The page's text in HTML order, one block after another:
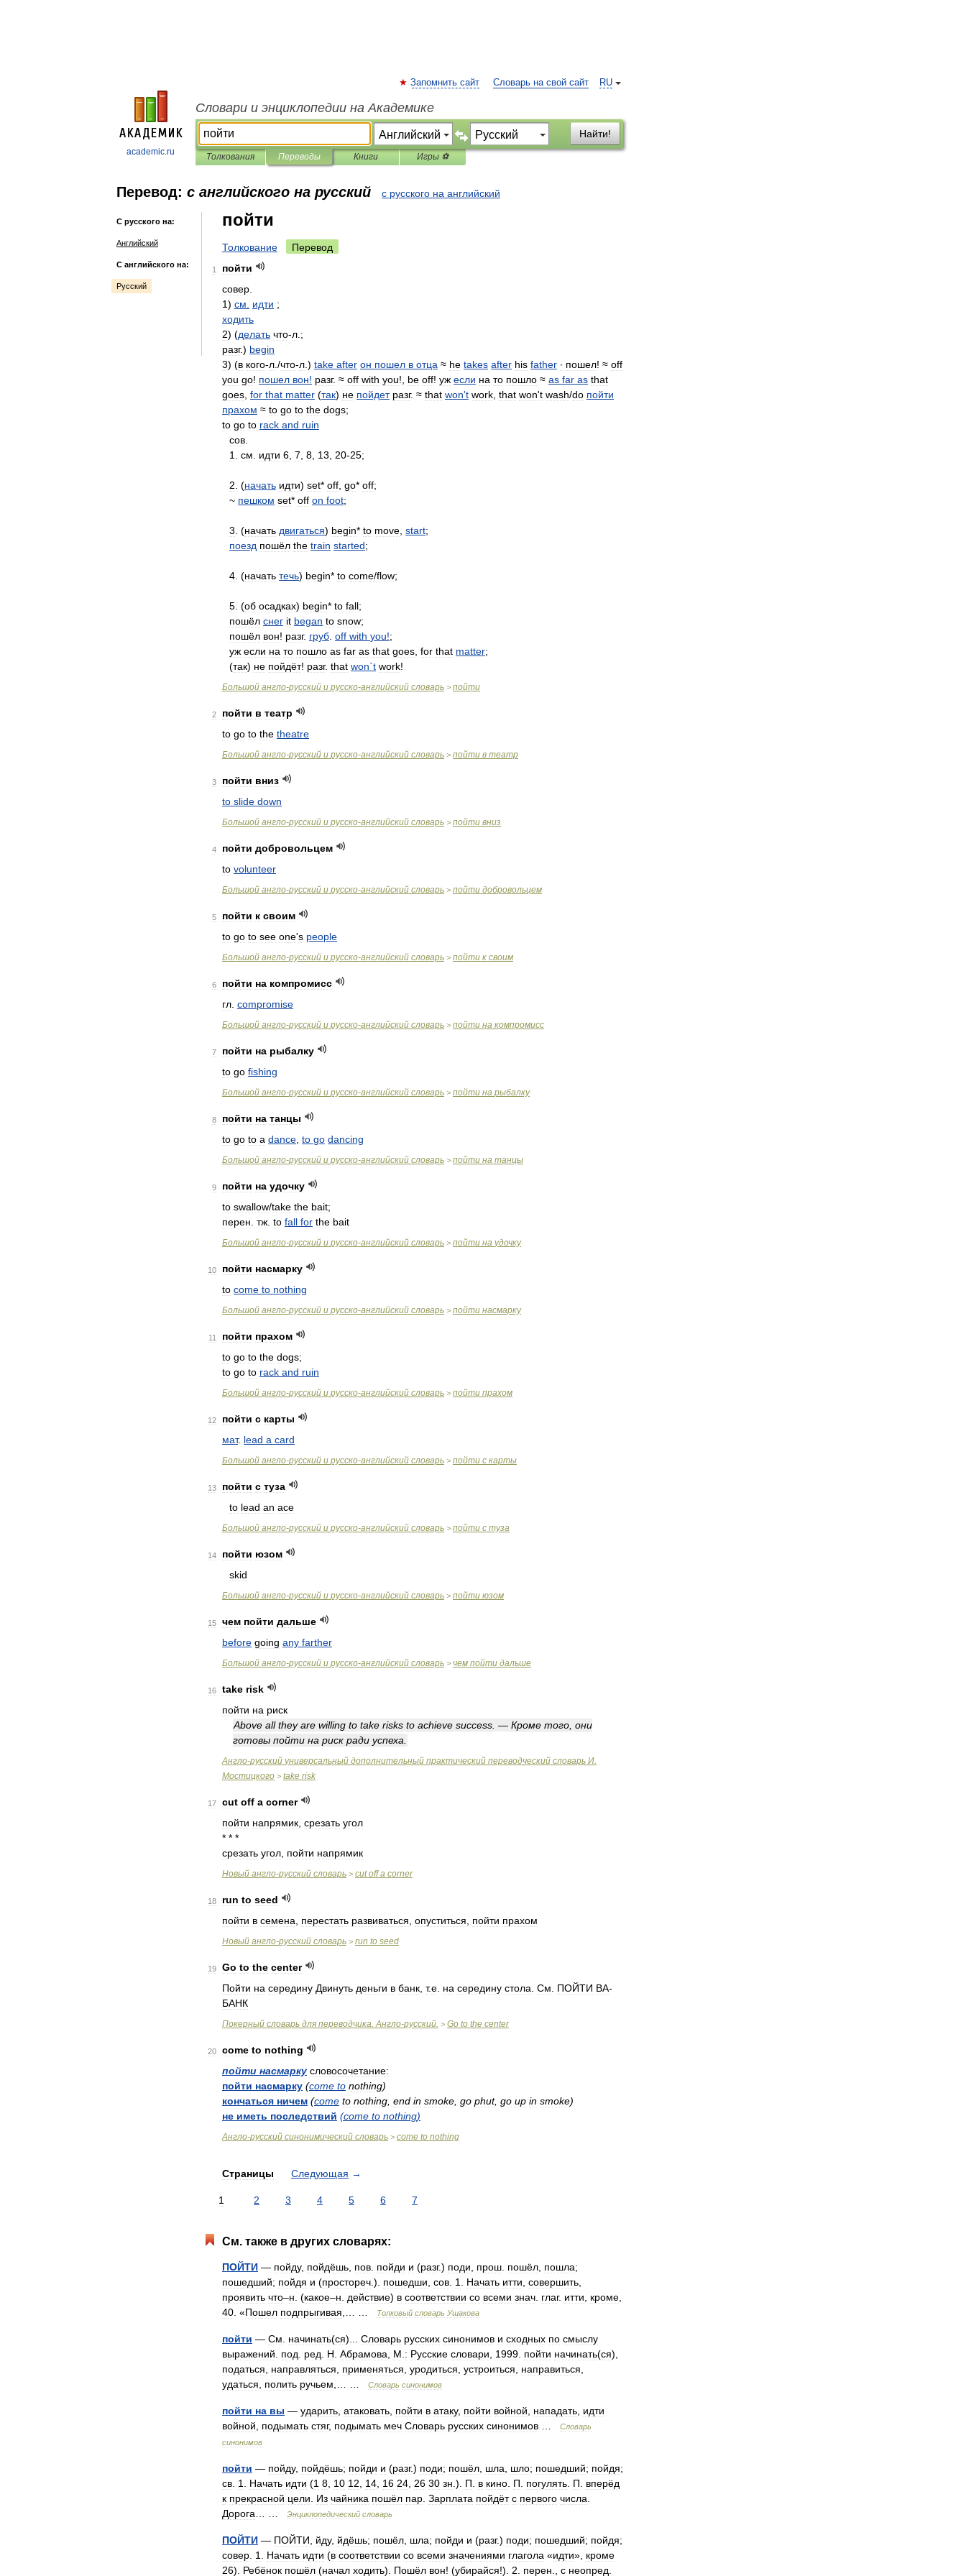
academic.ru
RU
Запомнить сайт Словарь на свой сайт
Словари и энциклопедии на Академике
Найти!
Толкования Переводы Книги Игры ⚽
Перевод: с английского на русский с русского на английский
С русского на:
Английский
С английского на:
Русский
пойти
Толкование Перевод
1
пойти
совер
1) см идти ;
ходить
2) (делать что-л .;
разг.) begin
3) (в кого-л ./что-л .) take after он пошел в отца ≈ he takes after his father ∙ пошел! ≈ off
you go! пошел вон! разг. ≈ off with you!, be off! уж если на то пошло ≈ as far as that
goes for that matter (так) не пойдет разг. ≈ that won't work that won't wash/do пойти
прахом ≈ to go to the dogs;
to go to rack and ruin
сов
1
см идти 6 7 8 13 20-25;
2 . (начать идти) set* off go* off;
~ пешком set* off on foot;
3 . (начать двигаться) begin* to move start;
поезд пошёл the train started;
4 . (начать течь) begin* to come/flow;
5 . (об осадках) begin* to fall;
пошёл снег it began to snow;
пошёл вон! разг. груб off with you!;
уж если на то пошло as far as that goes for that matter;
(так) не пойдёт! разг. that won`t work!
Большой англо-русский и русско-английский словарь > пойти
2 пойти в театр
to go to the theatre
Большой англо-русский и русско-английский словарь > пойти в театр
3 пойти вниз
to slide down
Большой англо-русский и русско-английский словарь > пойти вниз
4 пойти добровольцем
to volunteer
Большой англо-русский и русско-английский словарь > пойти добровольцем
5 пойти к своим
to go to see one's people
Большой англо-русский и русско-английский словарь > пойти к своим
6 пойти на компромисс
гл compromise
Большой англо-русский и русско-английский словарь > пойти на компромисс
7 пойти на рыбалку
to go fishing
Большой англо-русский и русско-английский словарь > пойти на рыбалку
8 пойти на танцы
to go to a dance to go dancing
Большой англо-русский и русско-английский словарь > пойти на танцы
9 пойти на удочку
to swallow/take the bait;
перен тж to fall for the bait
Большой англо-русский и русско-английский словарь > пойти на удочку
10 пойти насмарку
to come to nothing
Большой англо-русский и русско-английский словарь > пойти насмарку
11 пойти прахом
to go to the dogs;
to go to rack and ruin
Большой англо-русский и русско-английский словарь > пойти прахом
12 пойти с карты
мат. lead a card
Большой англо-русский и русско-английский словарь > пойти с карты
13 пойти с туза
to lead an ace
Большой англо-русский и русско-английский словарь > пойти с туза
14 пойти юзом
skid
Большой англо-русский и русско-английский словарь > пойти юзом
15 чем пойти дальше
before going any farther
Большой англо-русский и русско-английский словарь > чем пойти дальше
16 take risk
пойти на риск
Above all they are willing to take risks to achieve success . — Кроме того они
готовы пойти на риск ради успеха
Англо-русский универсальный дополнительный практический переводческий словарь И.
Мостицкого > take risk
17 cut off a corner
пойти напрямик срезать угол
* * *
срезать угол пойти напрямик
Новый англо-русский словарь > cut off a corner
18 run to seed
пойти в семена перестать развиваться опуститься пойти прахом
Новый англо-русский словарь > run to seed
19 Go to the center
Пойти на середину Двинуть деньги в банк т.е на середину стола См ПОЙТИ ВА-
БАНК
Покерный словарь для переводчика.Англо-русский. > Go to the center
20 come to nothing
пойти насмарку словосочетание:
пойти насмарку (come to nothing)
кончаться ничем (come to nothing end in smoke go phut, go up in smoke)
не иметь последствий (come to nothing)
Англо-русский синонимический словарь > come to nothing
Страницы Следующая →
1 2 3 4 5 6 7
См. также в других словарях:
ПОЙТИ — пойду, пойдёшь пов пойди и (разг.) поди прош пошёл пошла;
пошедший; пойдя и (простореч .). пошедши сов 1 Начать итти совершить
проявить что–н . (какое–н действие) в соответствии со всеми знач глаг. итти кроме
40 . «Пошел подпрыгивая Толковый словарь Ушакова
пойти — См начинать(ся)... Словарь русских синонимов и сходных по смыслу
выражений
под ред Н Абрамова М : Русские словари 1999 пойти начинать(ся),
податься
направляться применяться уродиться устроиться направиться
удаться
полить ручьем Словарь синонимов
пойти на вы — ударить атаковать пойти в атаку, пойти войной нападать идти
войной
подымать стяг, подымать меч Словарь русских синонимов
Словарь
синонимов
пойти — пойду, пойдёшь; пойди и (разг.) поди; пошёл шла шло; пошедший; пойдя;
св 1 Начать идти (1 8 10 12 14 16 24 26 30 зн .). П в кино П погулять П
вперёд
к прекрасной цели Из чайника пошёл пар Зарплата пойдёт с первого числа
Дорога
Энциклопедический словарь
ПОЙТИ — ПОЙТИ йду, йдёшь; пошёл шла; пойди и (разг.) поди; пошедший; пойдя;
совер 1 Начать идти (в соответствии со всеми значениями глагола «идти», кроме
26). Ребёнок пошёл (начал ходить). Пошёл вон! (убирайся!). 2 перен с неопред